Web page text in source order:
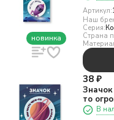
новинка
Артикул:
Наш
Серия:
Страна
38 ₽
то
В